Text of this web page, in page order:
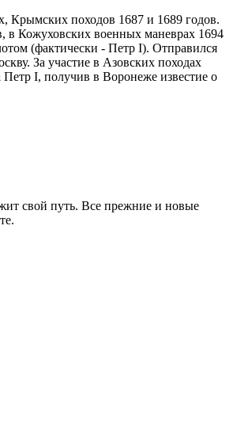
Крымских походов 1687 и 1689 годов.
в Кожуховских военных маневрах 1694
(фактически - Петр I). Отправился
За участие в Азовских походах
Петр I, получив в Воронеже известие о
свой путь. Все прежние и новые